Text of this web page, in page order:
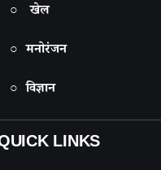
○ खेल
○ मनोरंजन
○ विज्ञान
LINKS